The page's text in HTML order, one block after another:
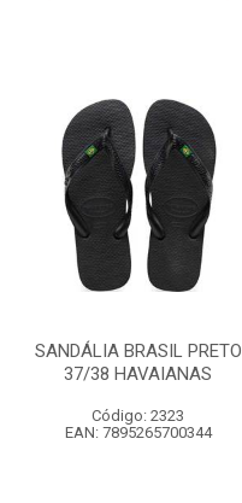
SANDÁLIA BRASIL PRETO
37/38 HAVAIANAS
Código: 2323
EAN: 7895265700344